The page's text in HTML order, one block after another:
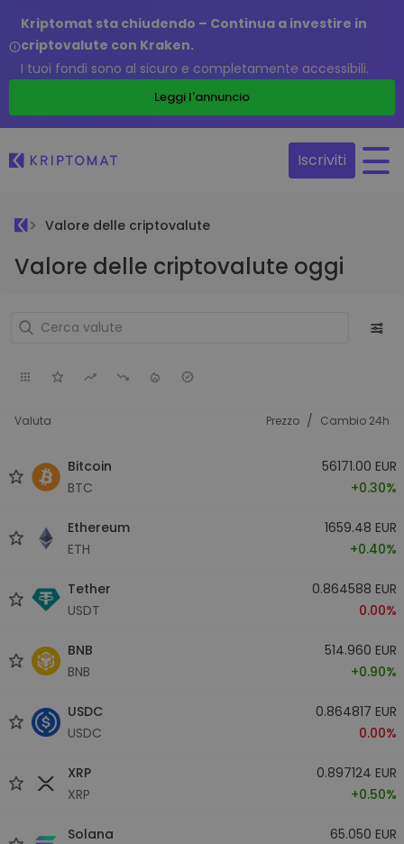
Kriptomat sta chiudendo – Continua a investire in
criptovalute con Kraken.
I tuoi fondi sono al sicuro e completamente accessibili.
Leggi l'annuncio
Iscriviti
Valore delle criptovalute
Valore delle criptovalute oggi
Valuta Prezzo / Cambio 24h
Bitcoin
BTC
56171.00 EUR
+0.30%
Ethereum
ETH
1659.48 EUR
+0.40%
Tether
USDT
0.864588 EUR
0.00%
BNB
BNB
514.960 EUR
+0.90%
USDC
USDC
0.864817 EUR
0.00%
XRP
XRP
0.897124 EUR
+0.50%
Solana
65.050 EUR